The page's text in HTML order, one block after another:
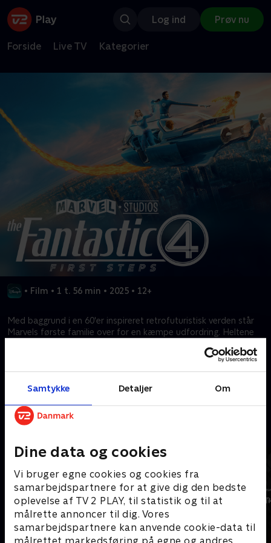
Samtykke Detaljer Om
Dine data og cookies
Vi bruger egne cookies og cookies fra
samarbejdspartnere for at give dig den bedste
oplevelse af TV 2 PLAY, til statistik og til at
målrette annoncer til dig. Vores
samarbejdspartnere kan anvende cookie-data til
Log ind Prøv nu
Forside Live TV Kategorier
• Film • 1 t. 56 min • 2025 • 12+
Med baggrund i en 60'er inspireret retrofuturistisk verden står
Marvels første familie over for en kæmpe udfordring. Heltene
Kræver tilkøb